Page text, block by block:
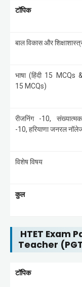
टॉपिक
बाल विकास और
भाषा (हिंदी 15 MCQs
15 MCQs)
रीजनिंग -10, संख्यात्मक
-10, हरियाणा जनरल
विशेष विषय
कुल
HTET Exam
Teacher
टॉपिक